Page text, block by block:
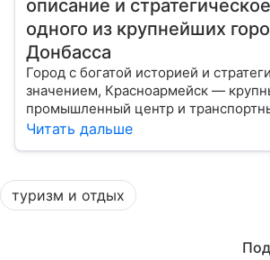
описание и
одного из крупнейших
Донбасса
Город с богатой историей и
значением, Красноармейск —
промышленный центр и
Донбасса. В материале
Читать дальше
туризм и отдых